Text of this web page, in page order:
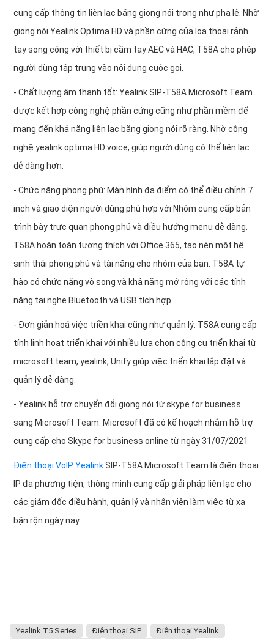
cung cấp thông tin liên lạc bằng giọng nói trong như pha lê. Nhờ
giọng nói Yealink Optima HD và phần cứng của loa thoại rảnh
tay song công với thiết bị cầm tay AEC và HAC, T58A cho phép
người dùng tập trung vào nội dung cuộc gọi.
- Chất lượng âm thanh tốt: Yealink SIP-T58A Microsoft Team
được kết hợp công nghệ phần cứng cũng như phần mềm để
mang đến khả năng liên lạc bằng giọng nói rõ ràng. Nhờ công
nghệ yealink optima HD voice, giúp người dùng có thể liên lạc
dễ dàng hơn.
- Chức năng phong phú: Màn hình đa điểm có thể điều chỉnh 7
inch và giao diện người dùng phù hợp với Nhóm cung cấp bản
trình bày trực quan phong phú và điều hướng menu dễ dàng.
T58A hoàn toàn tương thích với Office 365, tạo nên một hệ
sinh thái phong phú và tài năng cho nhóm của bạn. T58A tự
hào có chức năng vô song và khả năng mở rộng với các tính
năng tai nghe Bluetooth và USB tích hợp.
- Đơn giản hoá việc triền khai cũng như quản lý: T58A cung cấp
tính linh hoạt triển khai với nhiều lựa chọn công cụ triển khai từ
microsoft team, yealink, Unify giúp việc triển khai lắp đặt và
quản lý dễ dàng.
- Yealink hỗ trợ chuyển đổi giọng nói từ skype for business
sang Microsoft Team: Microsoft đã có kế hoạch nhằm hỗ trợ
cung cấp cho Skype for business online từ ngày 31/07/2021
Điện thoại VoIP YealinkSIP-T58A Microsoft Team là điện thoai
IP đa phương tiện, thông minh cung cấp giải pháp liên lạc cho
các giám đốc điều hành, quản lý và nhân viên làm việc từ xa
bận rộn ngày nay.
Yealink T5 Series Điên thoại SIP
Điện thoại Yealink